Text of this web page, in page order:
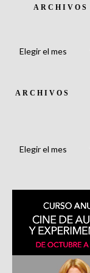
ARCHIVOS
ARCHIVOS